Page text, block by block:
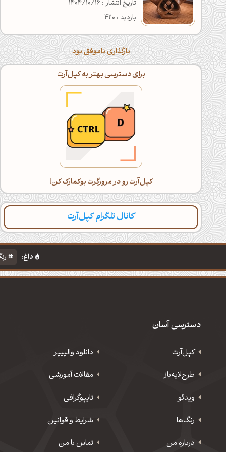
تاریخ انتشار : 1404/10/16
بازدید : 420
بارگذاری ناموفق بود
برای دسترسی بهتر به کپل‌آرت
کپل‌آرت رو در مرورگرت بوکمارک کن!
کانال تلگرام کپل‌آرت
داغ:
دسترسی آسان
کپل‌آرت دانلود‌ والپیپر
طرح‌لایه‌باز
مقالات آموزشی
ویدئو
‌تایپوگرافی
رنگ‌ها
شرایط و قوانین
درباره من
تماس با من